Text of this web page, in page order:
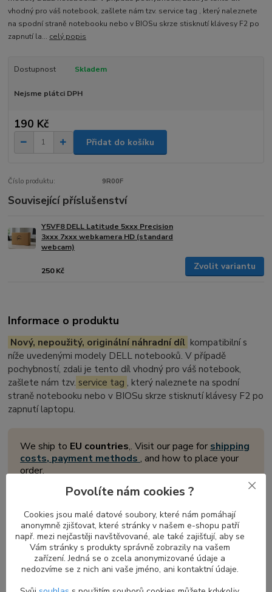
vhodný pro váš notebook, zašlete nám tzv. service tag , který naleznete
na spodní straně notebooku nebo v BIOSu skrze stisknutí klávesy F2 po
zapnutí la... celý popis
Dostupnost Skladem
Nejsme plátci DPH
190 Kč
Přidat do košíku
Číslo produktu: 9R00F
Související příslušenství
Y5VF8 DELL Latitude 5xxx Precision
3xxx 7xxx webkamera HD (standard
webcam)
250 Kč Zvolit variantu
Informace o produktu
Nový, nepoužitý, originální náhradní díl kompatibilní s
níže uvedenými modely DELL notebooků. V případě
pochybností, zdali je tento díl vhodný pro váš notebook,
zašlete nám tzv. service tag , který naleznete na spodní
straně notebooku nebo v BIOSu skrze stisknutí klávesy F2 po
zapnutí laptopu.
We ship to EU countries,. Visit our page for shipping
costs, payment methods, and how to place your
order.
Přední LCD display rámeček pro
notebooky DELL Latitude
Přednídisplej rámečekje důležitou součástí každého notebooku,
která obklopuje a chrání obrazovku současných modelů
Povolíte nám cookies ?
Cookies jsou malé datové soubory, které nám pomáhají
anonymně zjišťovat, které stránky v našem e-shopu patří
např. mezi nejčastěji navštěvované, ale také zajišťují, aby se
Vám stránky s produkty správně zobrazily na vašem
zařízení. Jedná se o zcela anonymizované údaje a
nedozvíme se z nich ani vaše jméno, ani kontaktní údaje.